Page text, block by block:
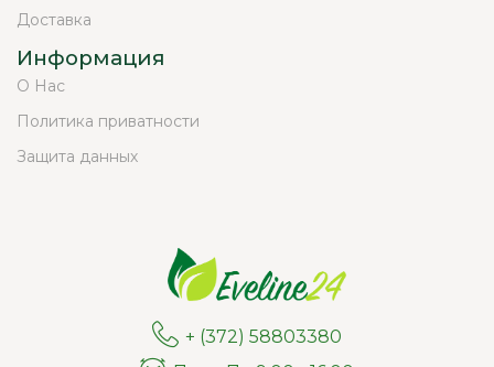
Доставка
Информация
О Нас
Политика приватности
Защита данных
+ (372) 58803380